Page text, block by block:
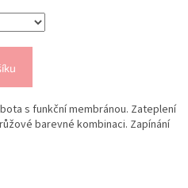
s funkční membránou. Zateplení
barevné kombinaci. Zapínání